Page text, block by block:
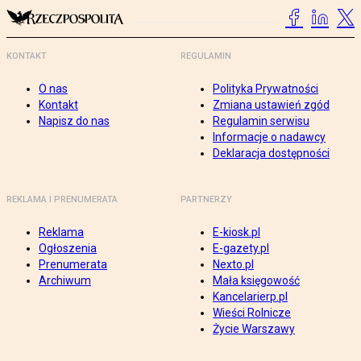
KONTAKT
O nas
Kontakt
Napisz do nas
REGULAMIN
Polityka Prywatności
Zmiana ustawień zgód
Regulamin serwisu
Informacje o nadawcy
Deklaracja dostępności
REKLAMA I PRENUMERATA
Reklama
Ogłoszenia
Prenumerata
Archiwum
PARTNERZY
E-kiosk.pl
E-gazety.pl
Nexto.pl
Mała księgowość
Kancelarierp.pl
Wieści Rolnicze
Życie Warszawy